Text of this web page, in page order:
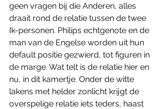
geen vragen bij die Anderen, alles
draait rond de relatie tussen de twee
Ik-personen. Philips echtgenote en de
man van de Engelse worden uit hun
default positie gezwierd, tot figuren in
de marge. Wat telt is de relatie hier en
nu, in dit kamertje. Onder de witte
lakens met helder zonlicht krijgt de
overspelige relatie iets teders, haast